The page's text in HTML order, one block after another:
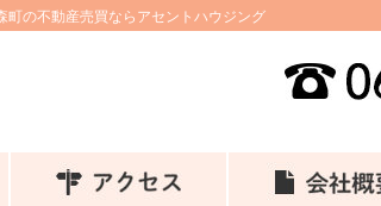
の不動産売買ならアセントハウジング